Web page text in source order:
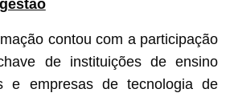
contou com a participação
de instituições de ensino
e empresas de tecnologia de